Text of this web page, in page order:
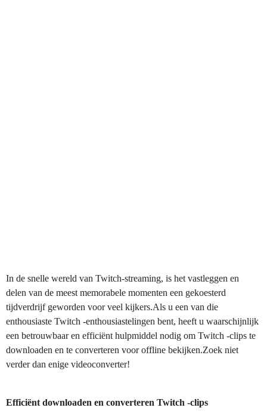
In de snelle wereld van Twitch-streaming, is het vastleggen en
delen van de meest memorabele momenten een gekoesterd
tijdverdrijf geworden voor veel kijkers.Als u een van die
enthousiaste Twitch -enthousiastelingen bent, heeft u waarschijnlijk
een betrouwbaar en efficiënt hulpmiddel nodig om Twitch -clips te
downloaden en te converteren voor offline bekijken.Zoek niet
verder dan enige videoconverter!
Efficiënt downloaden en converteren Twitch -clips